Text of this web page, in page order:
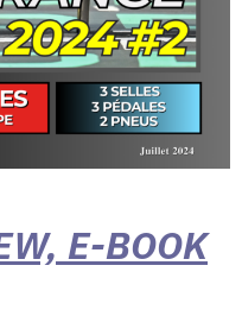
E-BOOK